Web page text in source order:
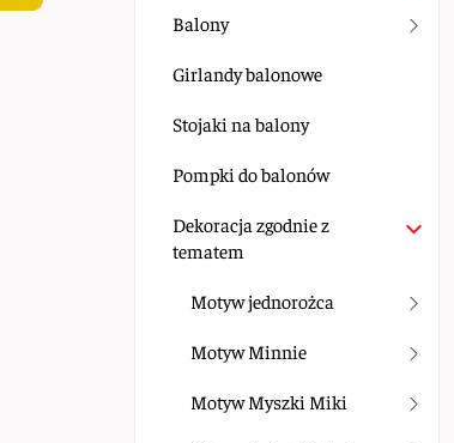
Balony
Girlandy balonowe
Stojaki na balony
Pompki do balonów
Dekoracja zgodnie z
tematem
Motyw jednorożca
Motyw Minnie
Motyw Myszki Miki